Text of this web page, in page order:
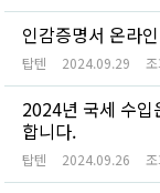
인감증명서 온라
탑텐 2024.09.29
2024년 국세 수입
합니다.
탑텐 2024.09.26